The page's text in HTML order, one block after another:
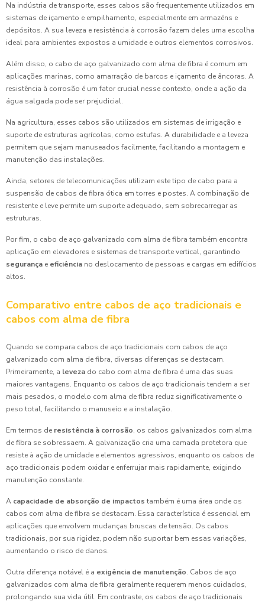
Na indústria de transporte, esses cabos são frequentemente utilizados em
sistemas de içamento e empilhamento, especialmente em armazéns e
depósitos. A sua leveza e resistência à corrosão fazem deles uma escolha
ideal para ambientes expostos a umidade e outros elementos corrosivos.
Além disso, o cabo de aço galvanizado com alma de fibra é comum em
aplicações marinas, como amarração de barcos e içamento de âncoras. A
resistência à corrosão é um fator crucial nesse contexto, onde a ação da
água salgada pode ser prejudicial.
Na agricultura, esses cabos são utilizados em sistemas de irrigação e
suporte de estruturas agrícolas, como estufas. A durabilidade e a leveza
permitem que sejam manuseados facilmente, facilitando a montagem e
manutenção das instalações.
Ainda, setores de telecomunicações utilizam este tipo de cabo para a
suspensão de cabos de fibra ótica em torres e postes. A combinação de
resistente e leve permite um suporte adequado, sem sobrecarregar as
estruturas.
Por fim, o cabo de aço galvanizado com alma de fibra também encontra
aplicação em elevadores e sistemas de transporte vertical, garantindo
segurança e eficiência no deslocamento de pessoas e cargas em edifícios
altos.
Comparativo entre cabos de aço tradicionais e
cabos com alma de fibra
Quando se compara cabos de aço tradicionais com cabos de aço
galvanizado com alma de fibra, diversas diferenças se destacam.
Primeiramente, a leveza do cabo com alma de fibra é uma das suas
maiores vantagens. Enquanto os cabos de aço tradicionais tendem a ser
mais pesados, o modelo com alma de fibra reduz significativamente o
peso total, facilitando o manuseio e a instalação.
Em termos de resistência à corrosão, os cabos galvanizados com alma
de fibra se sobressaem. A galvanização cria uma camada protetora que
resiste à ação de umidade e elementos agressivos, enquanto os cabos de
aço tradicionais podem oxidar e enferrujar mais rapidamente, exigindo
manutenção constante.
A capacidade de absorção de impactos também é uma área onde os
cabos com alma de fibra se destacam. Essa característica é essencial em
aplicações que envolvem mudanças bruscas de tensão. Os cabos
tradicionais, por sua rigidez, podem não suportar bem essas variações,
aumentando o risco de danos.
Outra diferença notável é a exigência de manutenção. Cabos de aço
galvanizados com alma de fibra geralmente requerem menos cuidados,
prolongando sua vida útil. Em contraste, os cabos de aço tradicionais